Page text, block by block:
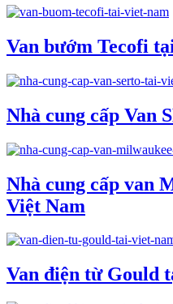
Van bướm Tecofi
Nhà cung cấp Van
Nhà cung cấp van
Việt Nam
Van điện từ Gould